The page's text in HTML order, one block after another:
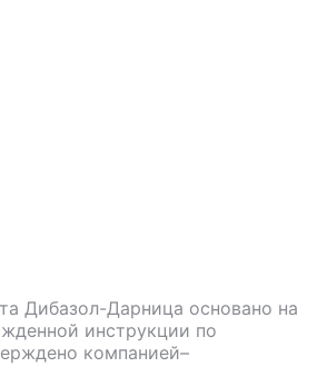
Дибазол-Дарница основано на
инструкции по
компанией–